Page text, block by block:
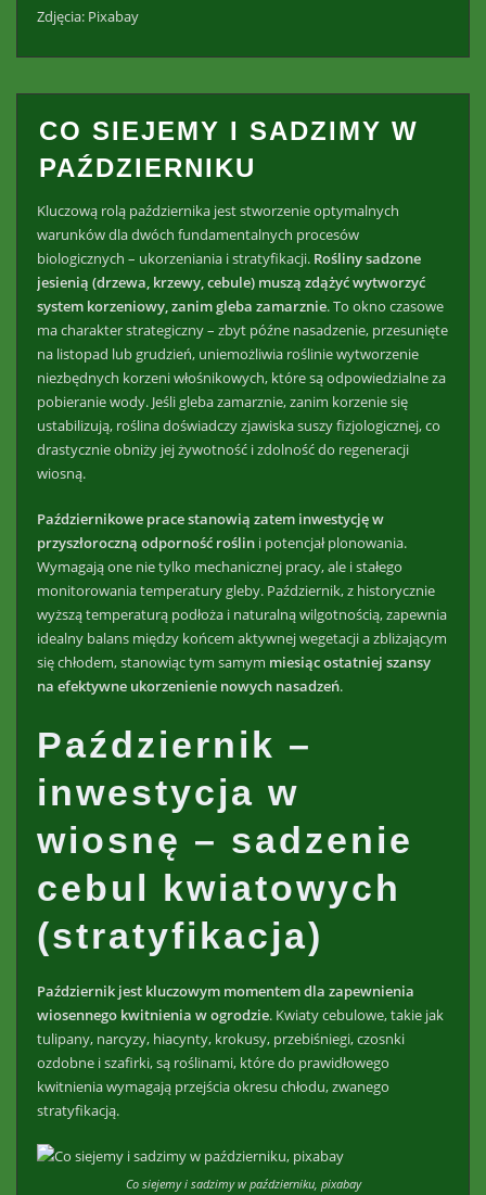
Zdjęcia: Pixabay
CO SIEJEMY I SADZIMY W
PAŹDZIERNIKU
Kluczową rolą października jest stworzenie optymalnych
warunków dla dwóch fundamentalnych procesów
biologicznych – ukorzeniania i stratyfikacji. Rośliny sadzone
jesienią (drzewa, krzewy, cebule) muszą zdążyć wytworzyć
system korzeniowy, zanim gleba zamarznie. To okno czasowe
ma charakter strategiczny – zbyt późne nasadzenie, przesunięte
na listopad lub grudzień, uniemożliwia roślinie wytworzenie
niezbędnych korzeni włośnikowych, które są odpowiedzialne za
pobieranie wody. Jeśli gleba zamarznie, zanim korzenie się
ustabilizują, roślina doświadczy zjawiska suszy fizjologicznej, co
drastycznie obniży jej żywotność i zdolność do regeneracji
wiosną.
Październikowe prace stanowią zatem inwestycję w
przyszłoroczną odporność roślini potencjał plonowania.
Wymagają one nie tylko mechanicznej pracy, ale i stałego
monitorowania temperatury gleby. Październik, z historycznie
wyższą temperaturą podłoża i naturalną wilgotnością, zapewnia
idealny balans między końcem aktywnej wegetacji a zbliżającym
się chłodem, stanowiąc tym samym miesiąc ostatniej szansy
na efektywne ukorzenienie nowych nasadzeń.
Październik –
inwestycja w
wiosnę – sadzenie
cebul kwiatowych
(stratyfikacja)
Październik jest kluczowym momentem dla zapewnienia
wiosennego kwitnienia w ogrodzie. Kwiaty cebulowe, takie jak
tulipany, narcyzy, hiacynty, krokusy, przebiśniegi, czosnki
ozdobne i szafirki, są roślinami, które do prawidłowego
kwitnienia wymagają przejścia okresu chłodu, zwanego
stratyfikacją.
Co siejemy i sadzimy w październiku, pixabay